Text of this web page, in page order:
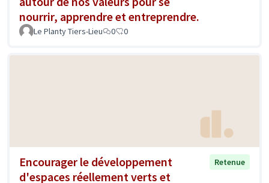
nourrir, apprendre et entreprendre.
Le Planty Tiers-Lieu 0 0
Encourager le développement
d'espaces réellement verts et
Retenue